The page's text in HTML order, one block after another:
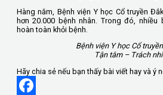
Hàng năm, Bệnh viện Y học Cổ truyền
hơn 20.000 bệnh nhân. Trong đó,
hoàn toàn khỏi bệnh.
Bệnh viện Y học Cổ
Tận tâm – Trách
Hãy chia sẻ nếu bạn thấy bài viết hay và ý